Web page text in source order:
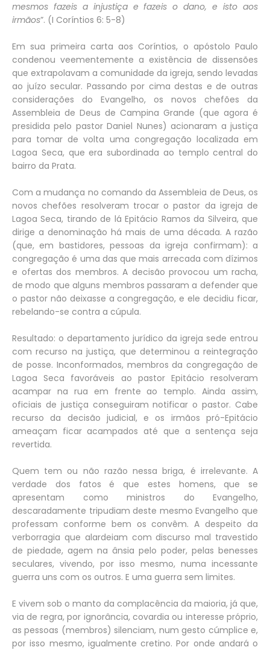
mesmos fazeis a injustiça e fazeis o dano, e isto aos
irmãos”. (I Coríntios 6: 5-8)
Em sua primeira carta aos Coríntios, o apóstolo Paulo
condenou veementemente a existência de dissensões
que extrapolavam a comunidade da igreja, sendo levadas
ao juízo secular. Passando por cima destas e de outras
considerações do Evangelho, os novos chefões da
Assembleia de Deus de Campina Grande (que agora é
presidida pelo pastor Daniel Nunes) acionaram a justiça
para tomar de volta uma congregação localizada em
Lagoa Seca, que era subordinada ao templo central do
bairro da Prata.
Com a mudança no comando da Assembleia de Deus, os
novos chefões resolveram trocar o pastor da igreja de
Lagoa Seca, tirando de lá Epitácio Ramos da Silveira, que
dirige a denominação há mais de uma década. A razão
(que, em bastidores, pessoas da igreja confirmam): a
congregação é uma das que mais arrecada com dízimos
e ofertas dos membros. A decisão provocou um racha,
de modo que alguns membros passaram a defender que
o pastor não deixasse a congregação, e ele decidiu ficar,
rebelando-se contra a cúpula.
Resultado: o departamento jurídico da igreja sede entrou
com recurso na justiça, que determinou a reintegração
de posse. Inconformados, membros da congregação de
Lagoa Seca favoráveis ao pastor Epitácio resolveram
acampar na rua em frente ao templo. Ainda assim,
oficiais de justiça conseguiram notificar o pastor. Cabe
recurso da decisão judicial, e os irmãos pró-Epitácio
ameaçam ficar acampados até que a sentença seja
revertida.
Quem tem ou não razão nessa briga, é irrelevante. A
verdade dos fatos é que estes homens, que se
apresentam como ministros do Evangelho,
descaradamente tripudiam deste mesmo Evangelho que
professam conforme bem os convêm. A despeito da
verborragia que alardeiam com discurso mal travestido
de piedade, agem na ânsia pelo poder, pelas benesses
seculares, vivendo, por isso mesmo, numa incessante
guerra uns com os outros. E uma guerra sem limites.
E vivem sob o manto da complacência da maioria, já que,
via de regra, por ignorância, covardia ou interesse próprio,
as pessoas (membros) silenciam, num gesto cúmplice e,
por isso mesmo, igualmente cretino. Por onde andará o